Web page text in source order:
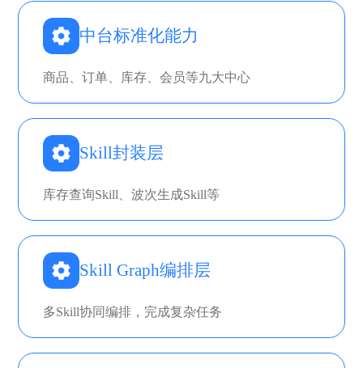
中台标准化能力
商品、订单、库存、会员等九大中心
Skill封装层
库存查询Skill、波次生成Skill等
Skill Graph编排层
多Skill协同编排，完成复杂任务